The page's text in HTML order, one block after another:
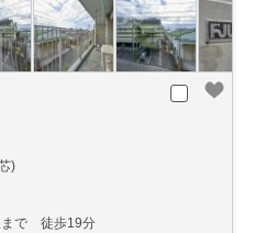
)
まで 徒歩19分